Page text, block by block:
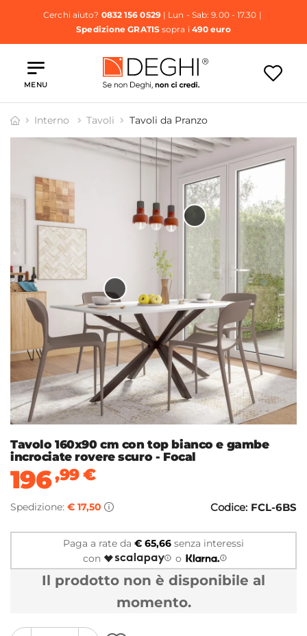
Cerchi aiuto? 0832 156 0529| Lun - Sab: 9.00 - 17.30 |
Spedizione GRATISsopra i 490 euro
MENU
Interno Tavoli Tavoli da Pranzo
Tavolo 160x90 cm con top bianco e gambe
incrociate rovere scuro - Focal
196,99€
Spedizione: € 17,50 Codice: FCL-6BS
Paga a rate da € 65,66 senza interessi
con
o
Il prodotto non è disponibile al
momento.